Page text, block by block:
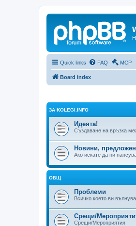
Quick links FAQ MCP
Board index
ЗА KOLEGI.INFO
Идеята!
Създаване на връзка
Новини,
Ако искате да ни
ОБЩ
Проблеми
Всичко което ви
Срещи/
Срещи/Мероприятия